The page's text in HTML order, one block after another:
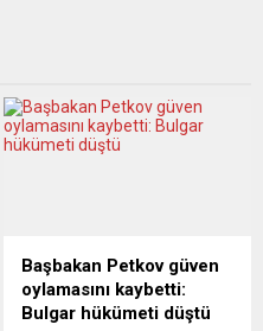
Başbakan Petkov güven
oylamasını kaybetti:
Bulgar hükümeti düştü